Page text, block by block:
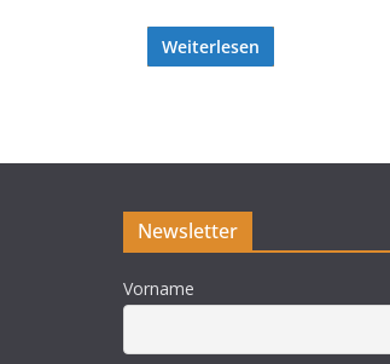
Weiterlesen
Newsletter
Vorname